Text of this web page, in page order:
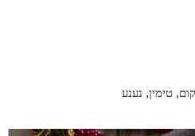
טימין, נענע